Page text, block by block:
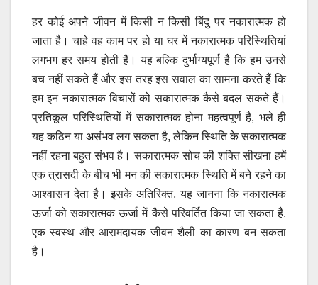
हर कोई अपने जीवन में किसी न किसी बिंदु पर नकारात्मक हो
जाता है। चाहे वह काम पर हो या घर में नकारात्मक परिस्थितियां
लगभग हर समय होती हैं। यह बल्कि दुर्भाग्यपूर्ण है कि हम उनसे
बच नहीं सकते हैं और इस तरह इस सवाल का सामना करते हैं कि
हम इन नकारात्मक विचारों को सकारात्मक कैसे बदल सकते हैं।
प्रतिकूल परिस्थितियों में सकारात्मक होना महत्वपूर्ण है, भले ही
यह कठिन या असंभव लग सकता है, लेकिन स्थिति के सकारात्मक
नहीं रहना बहुत संभव है। सकारात्मक सोच की शक्ति सीखना हमें
एक त्रासदी के बीच भी मन की सकारात्मक स्थिति में बने रहने का
आश्वासन देता है। इसके अतिरिक्त, यह जानना कि नकारात्मक
ऊर्जा को सकारात्मक ऊर्जा में कैसे परिवर्तित किया जा सकता है,
एक स्वस्थ और आरामदायक जीवन शैली का कारण बन सकता
है।